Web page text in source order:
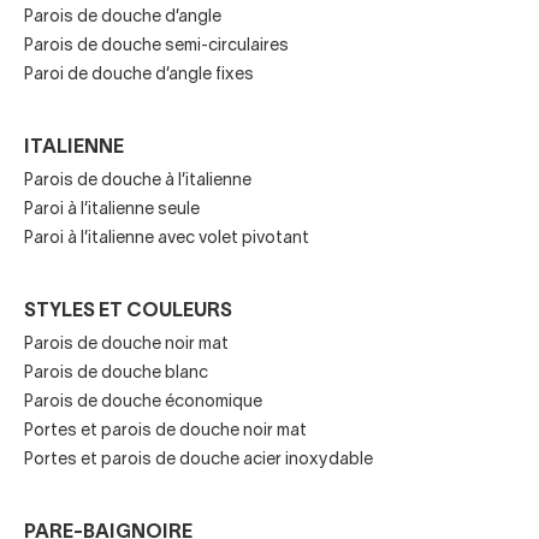
En outre, en choisissant une paroi de douche pour votre
salle de bain, vous investissez également dans la sécurité,
résistance et évitent les éclaboussures.
Clés avant d'acheter une
paroi de douche
Cependant, pour choisir le modèle le plus approprié, vous
devrez consulter toutes les options que vous avez à votre
disposition etanalyser les caractéristiques de
l’espace disponible.
Si vous recherchez des parois de douche ou des pare-
baignoires, commencez par vous poser les questions
Parois de douche d’angle
Parois de douche semi-circulaires
Paroi de douche d’angle fixes
ITALIENNE
Parois de douche à l’italienne
Paroi à l’italienne seule
Paroi à l’italienne avec volet pivotant
STYLES ET COULEURS
Parois de douche noir mat
Parois de douche blanc
Parois de douche économique
Portes et parois de douche noir mat
Portes et parois de douche acier inoxydable
PARE-BAIGNOIRE